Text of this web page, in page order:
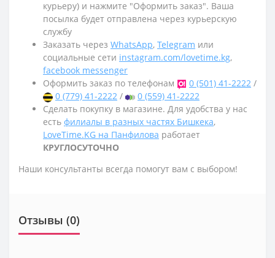
курьеру) и нажмите "Оформить заказ". Ваша
посылка будет отправлена через курьерскую
службу
Заказать через WhatsApp, Telegram или
социальные сети instagram.com/lovetime.kg,
facebook messenger
Оформить заказ по телефонам
0 (501) 41-2222 /
0 (779) 41-2222 /
0 (559) 41-2222
Сделать покупку в магазине. Для удобства у нас
есть филиалы в разных частях Бишкека,
LoveTime.KG на Панфилова работает
КРУГЛОСУТОЧНО
Наши консультанты всегда помогут вам с выбором!
Отзывы (0)